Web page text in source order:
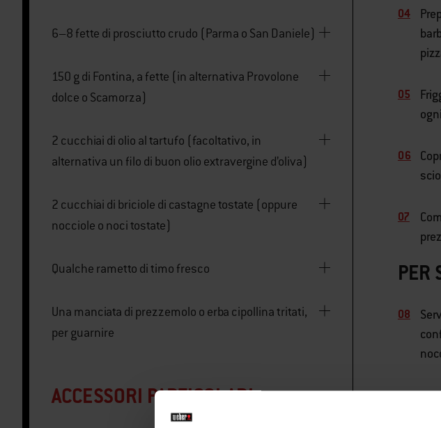
6–8 fette di prosciutto crudo (Parma o San Daniele)
150 g di Fontina, a fette (in alternativa Provolone
dolce o Scamorza)
2 cucchiai di olio al tartufo (facoltativo, in
alternativa un filo di buon olio extravergine d’oliva)
2 cucchiai di briciole di castagne tostate (oppure
nocciole o noci tostate)
Qualche rametto di timo fresco
Una manciata di prezzemolo o erba cipollina tritati,
per guarnire
ACCESSORI PARTICOLARI
PER